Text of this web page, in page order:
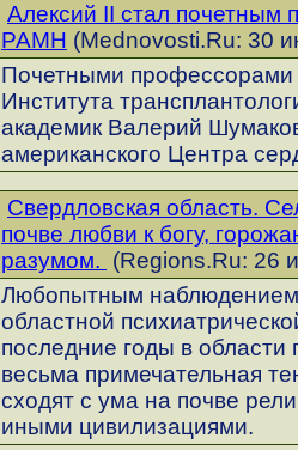
Алексий II стал
РАМН (Mednovosti.Ru: 30
Почетными
Института
академик Валерий
американского Центра
Свердловская область.
почве любви к богу,
разумом. (Regions.Ru: 26
Любопытным
областной
последние годы в области
весьма примечательная
сходят с ума на почве
иными цивилизациями.